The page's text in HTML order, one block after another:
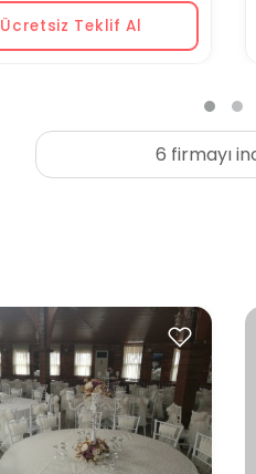
Ücretsiz Teklif Al
6 firmayı